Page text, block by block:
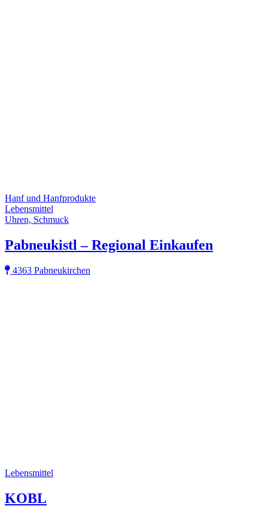
Hanf und Hanfprodukte
Lebensmittel
Uhren, Schmuck
Pabneukistl – Regional Einkaufen
4363 Pabneukirchen
Lebensmittel
KOBL